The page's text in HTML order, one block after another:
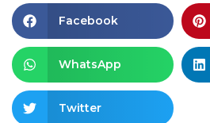
Facebook
WhatsApp
Twitter